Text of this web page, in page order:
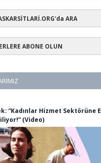
ARA
ABONE OLUN
“Kadınlar Hizmet Sektörüne
(Video)